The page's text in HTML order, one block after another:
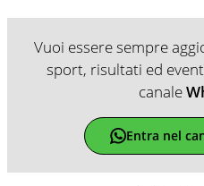
Vuoi essere sempre
sport, risultati ed
canale
Entra nel